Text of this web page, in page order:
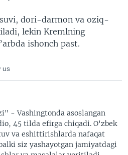
dori-darmon va oziq-
lekin Kremlning
ishonch past.
us
- Vashingtonda asoslangan
45 tilda efirga chiqadi. O'zbek
va eshittirishlarda nafaqat
siz yashayotgan jamiyatdagi